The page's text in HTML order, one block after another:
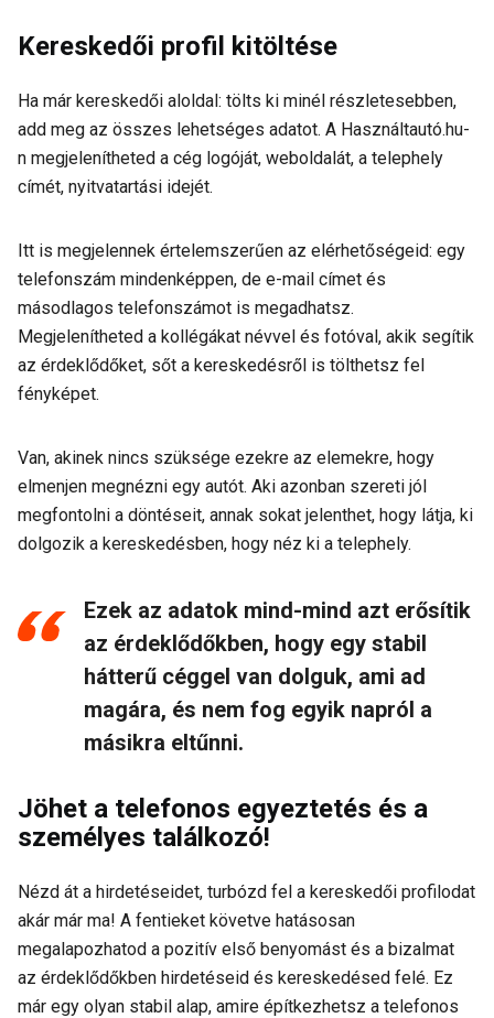
Kereskedői profil kitöltése
Ha már kereskedői aloldal: tölts ki minél részletesebben,
add meg az összes lehetséges adatot. A Használtautó.hu-
n megjelenítheted a cég logóját, weboldalát, a telephely
címét, nyitvatartási idejét.
Itt is megjelennek értelemszerűen az elérhetőségeid: egy
telefonszám mindenképpen, de e-mail címet és
másodlagos telefonszámot is megadhatsz.
Megjelenítheted a kollégákat névvel és fotóval, akik segítik
az érdeklődőket, sőt a kereskedésről is tölthetsz fel
fényképet.
Van, akinek nincs szüksége ezekre az elemekre, hogy
elmenjen megnézni egy autót. Aki azonban szereti jól
megfontolni a döntéseit, annak sokat jelenthet, hogy látja, ki
dolgozik a kereskedésben, hogy néz ki a telephely.
Ezek az adatok mind-mind azt erősítik
az érdeklődőkben, hogy egy stabil
hátterű céggel van dolguk, ami ad
magára, és nem fog egyik napról a
másikra eltűnni.
Jöhet a telefonos egyeztetés és a
személyes találkozó!
Nézd át a hirdetéseidet, turbózd fel a kereskedői profilodat
akár már ma! A fentieket követve hatásosan
megalapozhatod a pozitív első benyomást és a bizalmat
az érdeklődőkben hirdetéseid és kereskedésed felé. Ez
már egy olyan stabil alap, amire építkezhetsz a telefonos